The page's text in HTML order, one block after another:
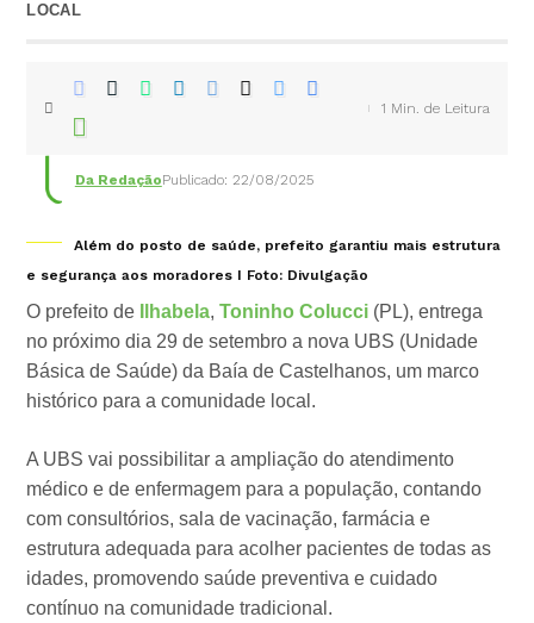
LOCAL
Da RedaçãoPublicado: 22/08/2025
1 Min. de Leitura
Além do posto de saúde, prefeito garantiu mais estrutura
e segurança aos moradores I Foto: Divulgação
O prefeito de Ilhabela,Toninho Colucci (PL), entrega
no próximo dia 29 de setembro a nova UBS (Unidade
Básica de Saúde) da Baía de Castelhanos, um marco
histórico para a comunidade local.
A UBS vai possibilitar a ampliação do atendimento
médico e de enfermagem para a população, contando
com consultórios, sala de vacinação, farmácia e
estrutura adequada para acolher pacientes de todas as
idades, promovendo saúde preventiva e cuidado
contínuo na comunidade tradicional.